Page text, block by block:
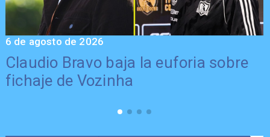
Claudio Bravo baja la euforia sobre
fichaje de Vozinha
6 de agosto de 2026